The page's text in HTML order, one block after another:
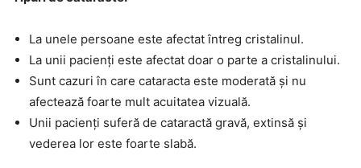
La unele persoane este afectat întreg cristalinul.
La unii pacienți este afectat doar o parte a cristalinului.
Sunt cazuri în care cataracta este moderată și nu
afectează foarte mult acuitatea vizuală.
Unii pacienți suferă de cataractă gravă, extinsă și
vederea lor este foarte slabă.